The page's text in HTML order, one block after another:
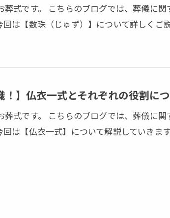
葬式です。 こちらのブログでは、葬儀に
回は【数珠（じゅず）】について詳しくご
！】仏衣一式とそれぞれの役割に
葬式です。 こちらのブログでは、葬儀に
回は【仏衣一式】について解説していきま